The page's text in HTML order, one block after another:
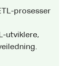
prosesser
utviklere,